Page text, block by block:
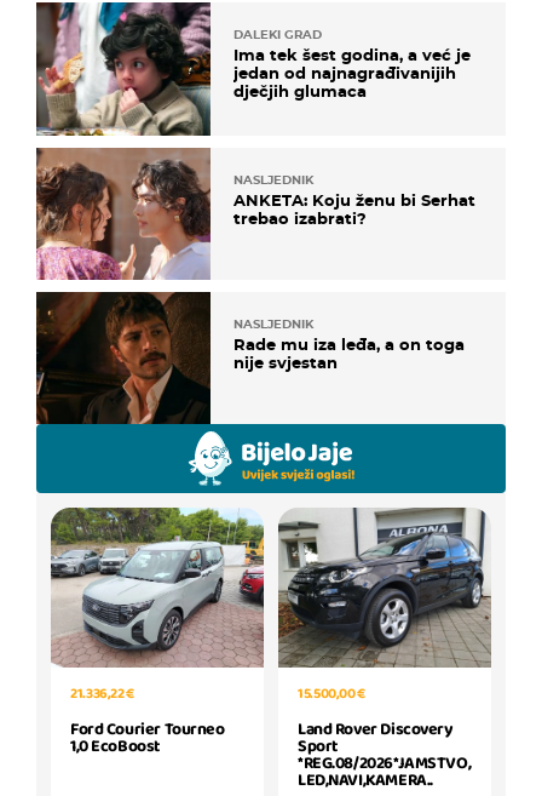
DALEKI GRAD
Ima tek šest godina, a već je
jedan od najnagrađivanijih
dječjih glumaca
NASLJEDNIK
ANKETA: Koju ženu bi Serhat
trebao izabrati?
NASLJEDNIK
Rade mu iza leđa, a on toga
nije svjestan
21.336,22 €
Ford Courier Tourneo
1,0 EcoBoost
15.500,00 €
Land Rover Discovery
Sport
*REG.08/2026*JAMSTVO,
LED,NAVI,KAMERA..